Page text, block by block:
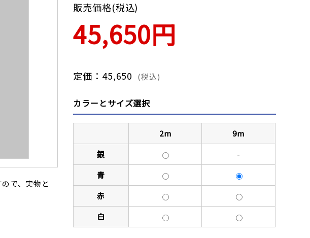
で、実物と
販売価格(税込)
45,650円
定価：45,650 (税込)
カラーとサイズ選択
2m
9m
銀
-
青
赤
白